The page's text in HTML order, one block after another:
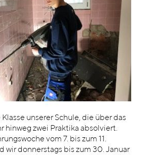
unserer Schule, die über das
hinweg zwei Praktika absolviert.
vom 7. bis zum 11.
wir donnerstags bis zum 30. Januar